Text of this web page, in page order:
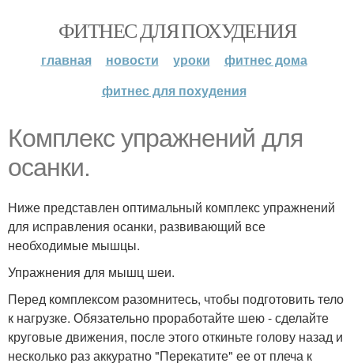
ФИТНЕС ДЛЯ ПОХУДЕНИЯ
главная новости уроки
фитнес дома
фитнес для похудения
Комплекс упражнений для
осанки.
Ниже представлен оптимальный комплекс упражнений
для исправления осанки, развивающий все
необходимые мышцы.
Упражнения для мышц шеи.
Перед комплексом разомнитесь, чтобы подготовить тело
к нагрузке. Обязательно проработайте шею - сделайте
круговые движения, после этого откиньте голову назад и
несколько раз аккуратно "Перекатите" ее от плеча к